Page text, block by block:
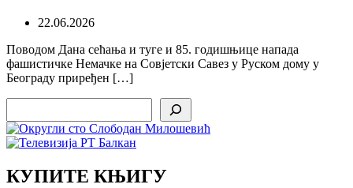
22.06.2026
Поводом Дана сећања и туге и 85. годишњице напада
фашистичке Немачке на Совјетски Савез у Руском дому у
Београду приређен […]
КУПИТЕ КЊИГУ